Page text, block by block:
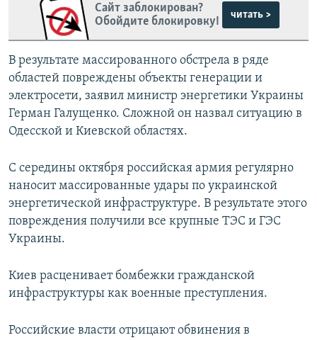
Сайт заблокирован?
Обойдите блокировку!
читать >
В результате массированного обстрела в ряде
областей повреждены объекты генерации и
электросети, заявил министр энергетики Украины
Герман Галущенко. Сложной он назвал ситуацию в
Одесской и Киевской областях.
С середины октября российская армия регулярно
наносит массированные удары по украинской
энергетической инфраструктуре. В результате этого
повреждения получили все крупные ТЭС и ГЭС
Украины.
Киев расценивает бомбежки гражданской
инфраструктуры как военные преступления.
Российские власти отрицают обвинения в